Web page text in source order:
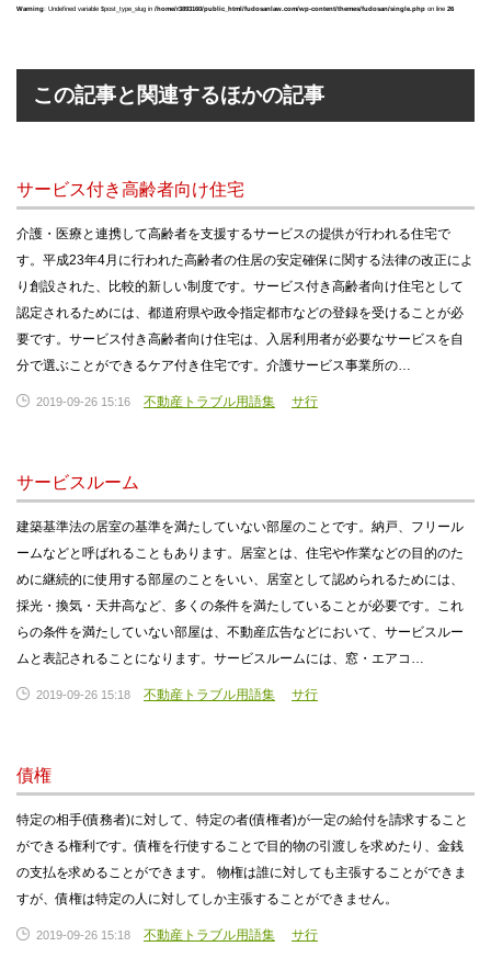
Warning: Undefined variable $post_type_slug in /home/r3893160/public_html/fudosanlaw.com/wp-content/themes/fudosan/single.php on line 26
この記事と関連するほかの記事
サービス付き高齢者向け住宅
介護・医療と連携して高齢者を支援するサービスの提供が行われる住宅で
す。平成23年4月に行われた高齢者の住居の安定確保に関する法律の改正によ
り創設された、比較的新しい制度です。サービス付き高齢者向け住宅として
認定されるためには、都道府県や政令指定都市などの登録を受けることが必
要です。サービス付き高齢者向け住宅は、入居利用者が必要なサービスを自
分で選ぶことができるケア付き住宅です。介護サービス事業所の…
2019-09-26 15:16 不動産トラブル用語集 サ行
サービスルーム
建築基準法の居室の基準を満たしていない部屋のことです。納戸、フリール
ームなどと呼ばれることもあります。居室とは、住宅や作業などの目的のた
めに継続的に使用する部屋のことをいい、居室として認められるためには、
採光・換気・天井高など、多くの条件を満たしていることが必要です。これ
らの条件を満たしていない部屋は、不動産広告などにおいて、サービスルー
ムと表記されることになります。サービスルームには、窓・エアコ…
2019-09-26 15:18 不動産トラブル用語集 サ行
債権
特定の相手(債務者)に対して、特定の者(債権者)が一定の給付を請求すること
ができる権利です。債権を行使することで目的物の引渡しを求めたり、金銭
の支払を求めることができます。 物権は誰に対しても主張することができま
すが、債権は特定の人に対してしか主張することができません。
2019-09-26 15:18 不動産トラブル用語集 サ行